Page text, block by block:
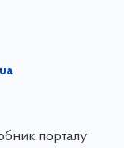
порталу